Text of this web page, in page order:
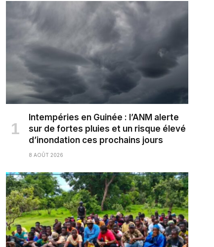
Intempéries en Guinée : l’ANM alerte
sur de fortes pluies et un risque élevé
d’inondation ces prochains jours
8 AOÛT 2026